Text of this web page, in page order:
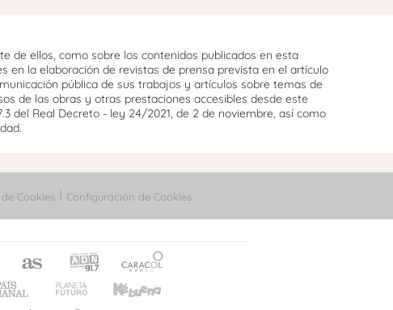
de ellos, como sobre los contenidos publicados en esta
en la elaboración de revistas de prensa prevista en el artículo
pública de sus trabajos y artículos sobre temas de
de las obras y otras prestaciones accesibles desde este
del Real Decreto - ley 24/2021, de 2 de noviembre, así como
Cookies Configuración de Cookies